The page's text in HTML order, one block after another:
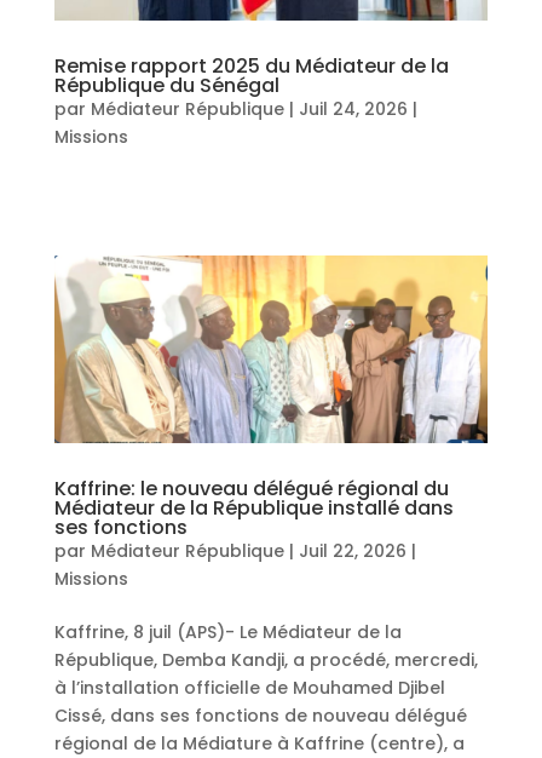
Remise rapport 2025 du Médiateur de la
République du Sénégal
par Médiateur République| Juil 24, 2026 |
Missions
Kaffrine: le nouveau délégué régional du
Médiateur de la République installé dans
ses fonctions
par Médiateur République| Juil 22, 2026 |
Missions
Kaffrine, 8 juil (APS)- Le Médiateur de la
République, Demba Kandji, a procédé, mercredi,
à l’installation officielle de Mouhamed Djibel
Cissé, dans ses fonctions de nouveau délégué
régional de la Médiature à Kaffrine (centre), a